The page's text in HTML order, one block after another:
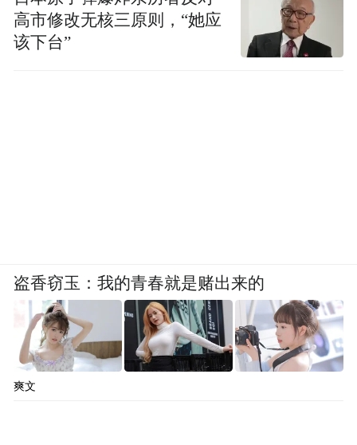
高市修改无核三原则，“她应
该下台”
盗香窃玉：我的青春就是赌出来的
爽文